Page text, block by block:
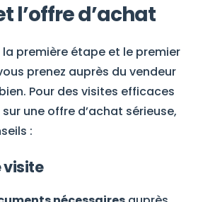
l’offre d’achat
première étape et le premier
prenez auprès du vendeur
Pour des visites efficaces
une offre d’achat sérieuse,
:
visite